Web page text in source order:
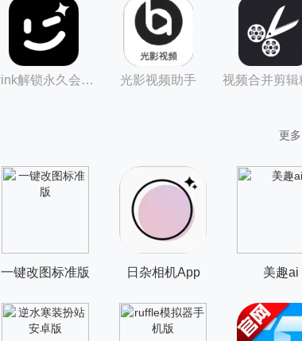
wink解锁永久会员版最新版 光影视频助手 视频合并剪辑
更多
一键改图标准版 日杂相机App 美趣ai